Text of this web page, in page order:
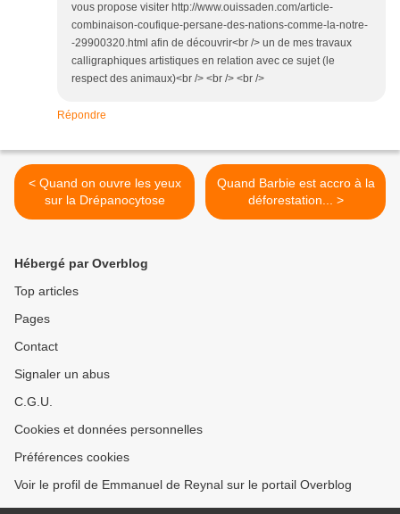
vous propose visiter http://www.ouissaden.com/article-
combinaison-coufique-persane-des-nations-comme-la-notre-
-29900320.html afin de découvrir<br /> un de mes travaux
calligraphiques artistiques en relation avec ce sujet (le
respect des animaux)<br /> <br /> <br />
Répondre
< Quand on ouvre les yeux
sur la Drépanocytose
Quand Barbie est accro à la
déforestation... >
Hébergé par Overblog
Top articles
Pages
Contact
Signaler un abus
C.G.U.
Cookies et données personnelles
Préférences cookies
Voir le profil de Emmanuel de Reynal sur le portail Overblog